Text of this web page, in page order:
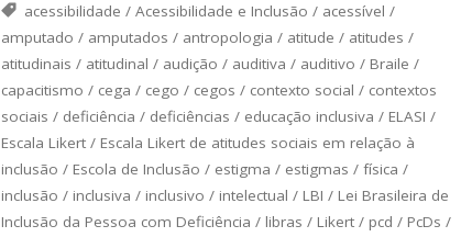
acessibilidade /Acessibilidade e Inclusão / acessível /
amputado / amputados / antropologia / atitude / atitudes /
atitudinais / atitudinal / audição / auditiva / auditivo / Braile /
capacitismo / cega / cego / cegos / contexto social / contextos
sociais / deficiência / deficiências / educação inclusiva / ELASI /
Escala Likert/ Escala Likert de atitudes sociais em relação à
inclusão / Escola de Inclusão / estigma / estigmas / física /
inclusão / inclusiva / inclusivo / intelectual / LBI / Lei Brasileira de
Inclusão da Pessoa com Deficiência / libras / Likert/ pcd / PcDs /